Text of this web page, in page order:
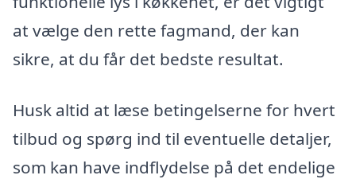
at vælge den rette fagmand, der kan
sikre, at du får det bedste resultat.
Husk altid at læse betingelserne for hvert
tilbud og spørg ind til eventuelle detaljer,
som kan have indflydelse på det endelige